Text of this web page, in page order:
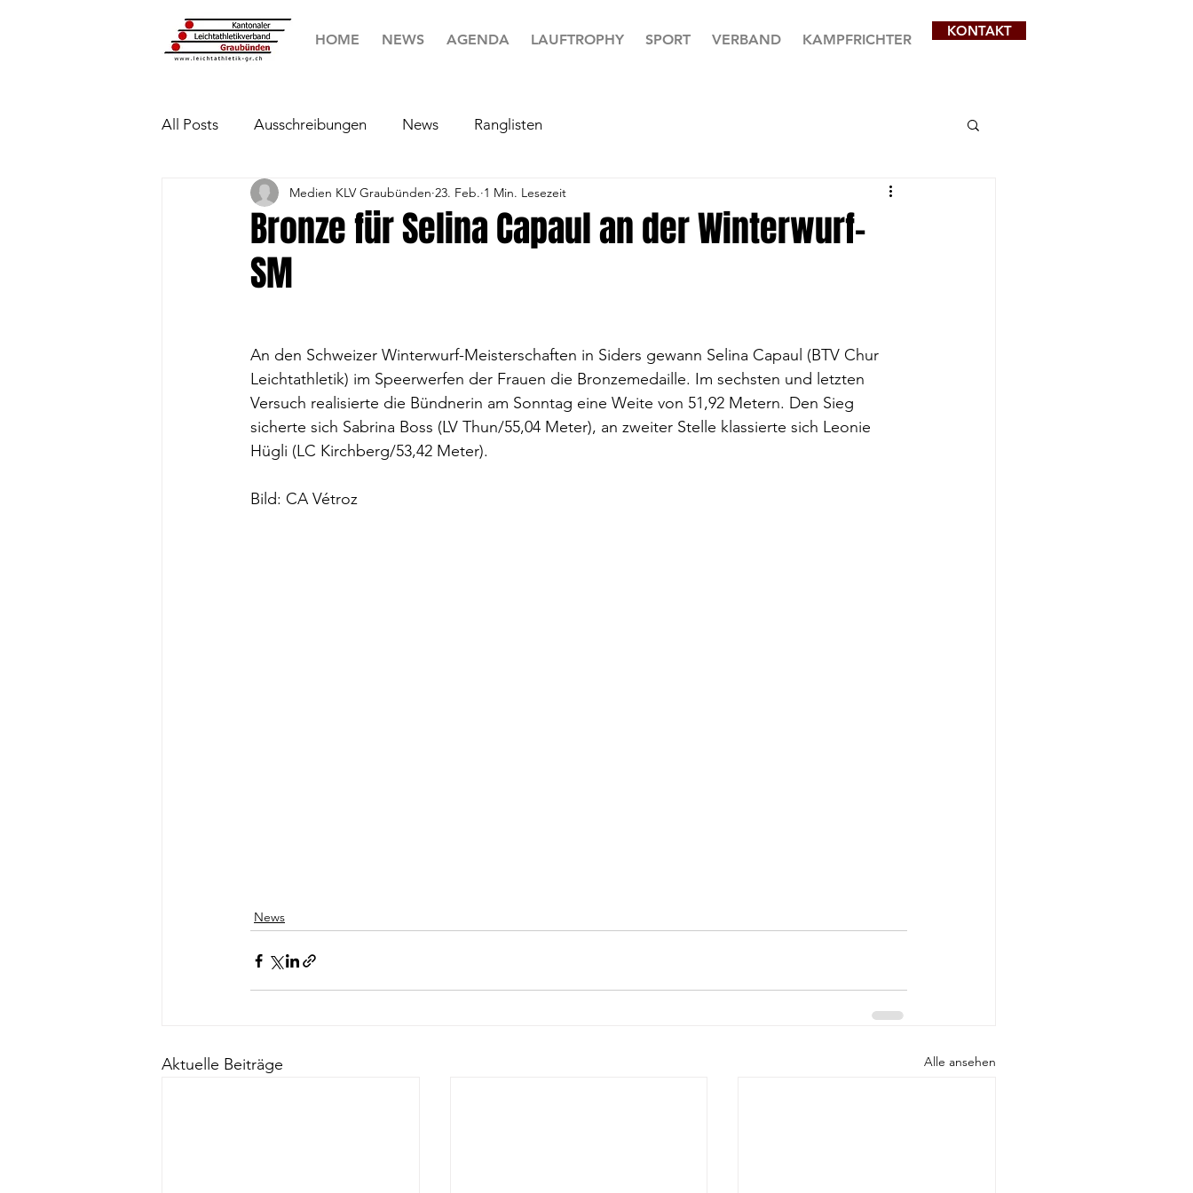
HOME NEWS AGENDA LAUFTROPHY SPORT VERBAND KAMPFRICHTER
KONTAKT
All Posts Ausschreibungen News Ranglisten
Bronze für Selina Capaul an der Winterwurf-
SM
Medien KLV Graubünden 23. Feb. 1 Min. Lesezeit
An den Schweizer Winterwurf-Meisterschaften in Siders gewann Selina Capaul (BTV Chur
Leichtathletik) im Speerwerfen der Frauen die Bronzemedaille. Im sechsten und letzten
Versuch realisierte die Bündnerin am Sonntag eine Weite von 51,92 Metern. Den Sieg
sicherte sich Sabrina Boss (LV Thun/55,04 Meter), an zweiter Stelle klassierte sich Leonie
Hügli (LC Kirchberg/53,42 Meter).
Bild: CA Vétroz
News
Aktuelle Beiträge Alle ansehen